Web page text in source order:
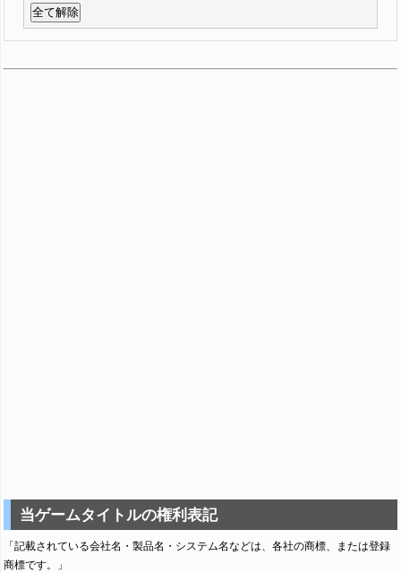
全て解除
当ゲームタイトルの権利表記
「記載されている会社名・製品名・システム名などは、各社の商標、または登録
商標です。」